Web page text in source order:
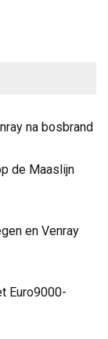
na bosbrand
de Maaslijn
en Venray
Euro9000-